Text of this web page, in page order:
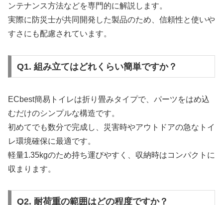
ンテナンス方法などを専門的に解説します。
実際に防災士が共同開発した製品のため、信頼性と使いや
すさにも配慮されています。
Q1. 組み立てはどれくらい簡単ですか？
ECbest簡易トイレは折り畳みタイプで、パーツをはめ込
むだけのシンプルな構造です。
初めてでも数分で完成し、災害時やアウトドアの急なトイ
レ環境確保に最適です。
軽量1.35kgのため持ち運びやすく、収納時はコンパクトに
収まります。
Q2. 耐荷重の範囲はどの程度ですか？